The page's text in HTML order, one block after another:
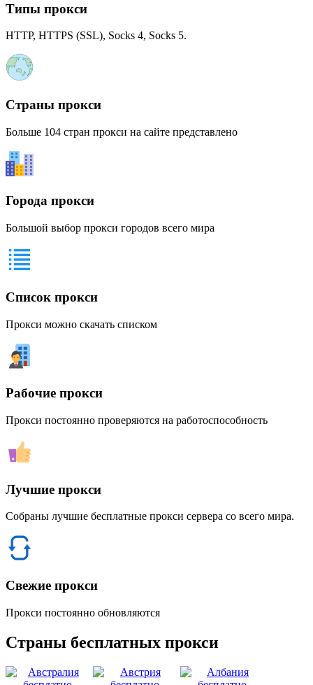
Типы прокси
HTTP, HTTPS (SSL), Socks 4, Socks 5.
Страны прокси
Больше 104 стран прокси на сайте представлено
Города прокси
Большой выбор прокси городов всего мира
Список прокси
Прокси можно скачать списком
Рабочие прокси
Прокси постоянно проверяются на работоспособность
Лучшие прокси
Собраны лучшие бесплатные прокси сервера со всего мира.
Свежие прокси
Прокси постоянно обновляются
Страны бесплатных прокси